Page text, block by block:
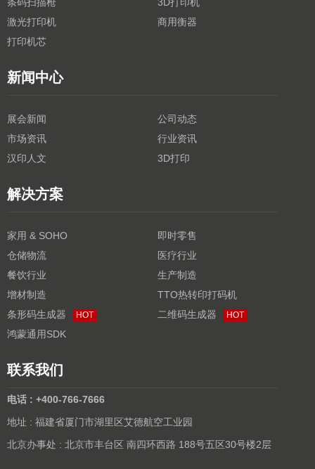
激光打印机
商用衡器
打印机芯
新闻中心
展会新闻
公司动态
市场资讯
行业资讯
汉印人文
3D打印
解决方案
家用 & SOHO
即时零售
仓储物流
医疗行业
餐饮行业
生产制造
增材制造
TTO热转印打码机
条形码生成器
HOT 二维码生成器 HOT
鸿蒙通用SDK
联系我们
电话 : +400-766-7666
地址 : 福建省厦门市湖里区艾德航空工业园
北京办事处 : 北京市丰台区 南四环西路 188号五区30号楼2层